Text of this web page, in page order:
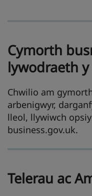
Cymorth
lywodraeth y
Chwilio am
arbenigwyr,
lleol, llywiwch
business.gov.uk.
Telerau ac